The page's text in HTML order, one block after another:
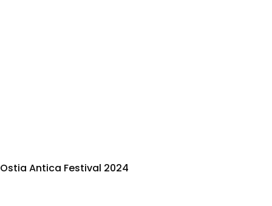
Ostia Antica Festival 2024